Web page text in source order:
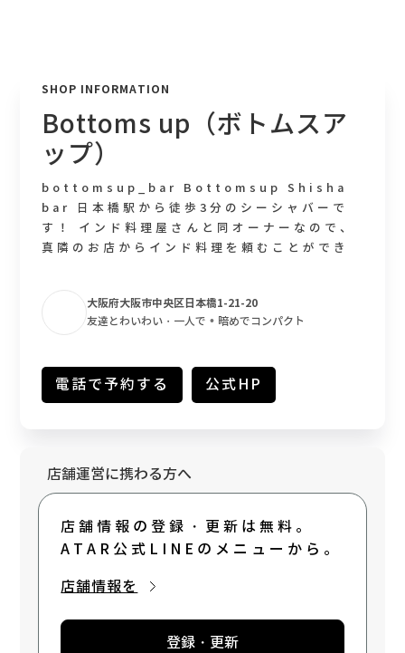
SHOP INFORMATION
Bottoms up（ボトムスア
ップ）
bottomsup_bar Bottomsup Shisha
bar 日本橋駅から徒歩3分のシーシャバーで
す！ インド料理屋さんと同オーナーなので、
真隣のお店からインド料理を頼むことができ
でシーシャ代200円引きです。
#Open14:00-5:00 #お店への連絡 👉06-
6536-8872 #大阪市中央区日本橋1-21-20
ク ¥500- #シーシャ ¥1500~ #Shisha
#drink #Dj live #アルコール ¥600~
#English ok #ご来店、 予約お待ちしてお
シャギャル#日本橋#ミナミ飲み#ミュージッ
大阪府大阪市中央区日本橋1-21-20
友達とわいわい・一人で • 暗めでコンパクト
電話で予約する 公式HP
店舗運営に携わる方へ
店舗情報の登録・更新は無料。
ATAR公式LINEのメニューから。
店舗情報を
登録・更新